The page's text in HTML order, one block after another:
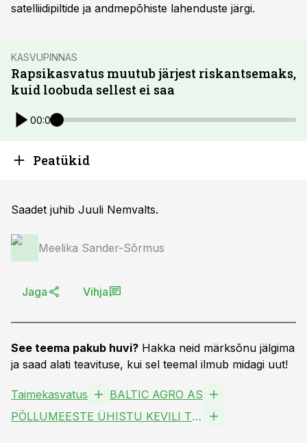
satelliidipiltide ja andmepõhiste lahenduste järgi.
KASVUPINNAS
Rapsikasvatus muutub järjest riskantsemaks,
kuid loobuda sellest ei saa
00:00
Peatükid
Saadet juhib Juuli Nemvalts.
Meelika Sander-Sõrmus
Jaga Vihja
See teema pakub huvi? Hakka neid märksõnu jälgima
ja saad alati teavituse, kui sel teemal ilmub midagi uut!
Taimekasvatus
BALTIC AGRO AS
PÕLLUMEESTE ÜHISTU KEVILI TÜH